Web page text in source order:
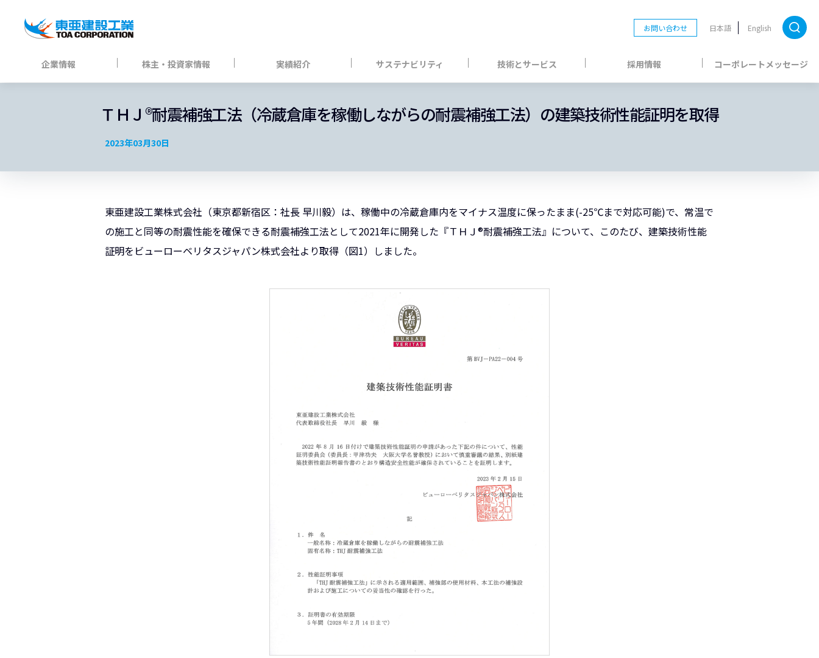
お問い合わせ 日本語 English
企業情報 株主・投資家情報 実績紹介 サステナビリティ 技術とサービス 採用情報 コーポレートメッセージ
ＴＨＪ®耐震補強工法（冷蔵倉庫を稼働しながらの耐震補強工法）の建築技術性能証明を取得
2023年03月30日
東亜建設工業株式会社（東京都新宿区：社長 早川毅）は、稼働中の冷蔵倉庫内をマイナス温度に保ったまま(-25℃まで対応可能)で、常温で
の施工と同等の耐震性能を確保できる耐震補強工法として2021年に開発した『ＴＨＪ®耐震補強工法』について、このたび、建築技術性能
証明をビューローベリタスジャパン株式会社より取得（図1）しました。